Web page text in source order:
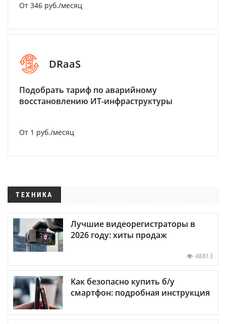
От 346 руб./месяц
DRaaS
Подобрать тариф по аварийному
восстановлению ИТ-инфраструктуры
От 1 руб./месяц
ТЕХНИКА
Лучшие видеорегистраторы в
2026 году: хиты продаж
48813
Как безопасно купить б/у
смартфон: подробная инструкция